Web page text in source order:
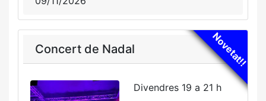
Novetat!!
Concert de Nadal
Divendres 19 a 21 h